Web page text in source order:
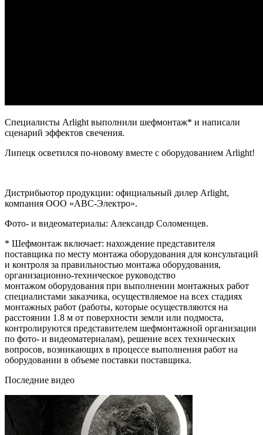
Специалисты Arlight выполнили шефмонтаж* и написали
сценарий эффектов свечения.
Липецк осветился по-новому вместе с оборудованием Arlight!
Дистрибьютор продукции: официальный дилер Arlight,
компания ООО «АВС-Электро».
Фото- и видеоматериалы: Александр Соломенцев.
* Шефмонтаж включает: нахождение представителя
поставщика по месту монтажа оборудования для консультаций
и контроля за правильностью монтажа оборудования,
организационно-техническое руководство
монтажом оборудования при выполнении монтажных работ
специалистами заказчика, осуществляемое на всех стадиях
монтажных работ (работы, которые осуществляются на
расстоянии 1.8 м от поверхности земли или подмоста,
контролируются представителем шефмонтажной организации
по фото- и видеоматериалам), решение всех технических
вопросов, возникающих в процессе выполнения работ на
оборудовании в объеме поставки поставщика.
Последние видео